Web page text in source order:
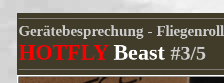
Gerätebesprechung -
HOTFLYBeast #3/5